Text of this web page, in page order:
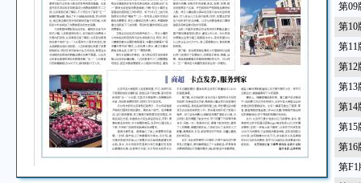
第09
第10
第11
第12
第13
第14
第15
第16
第F1